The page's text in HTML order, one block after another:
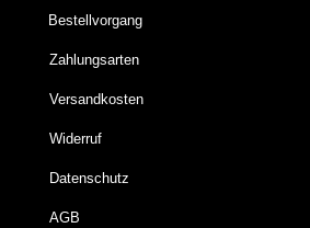
Bestellvorgang
Zahlungsarten
Versandkosten
Widerruf
Datenschutz
AGB